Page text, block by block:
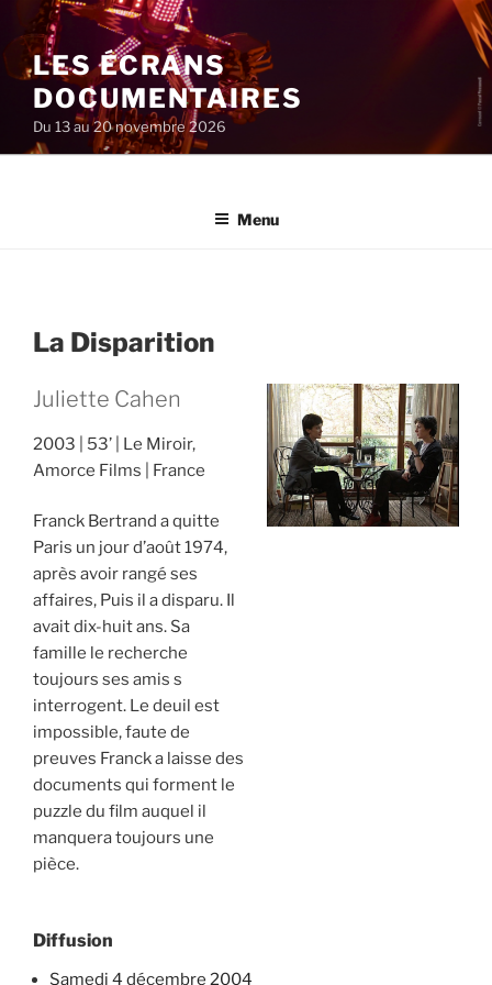
au
contenu
principal
LES ÉCRANS
DOCUMENTAIRES
Du 13 au 20 novembre 2026
Menu
La Disparition
Juliette Cahen
2003 53’
Le Miroir,
Amorce Films
France
Franck Bertrand a quitte
Paris un jour d’août 1974,
après avoir rangé ses
affaires, Puis il a disparu. Il
avait dix-huit ans. Sa
famille le recherche
toujours ses amis s
interrogent. Le deuil est
impossible, faute de
preuves Franck a laisse des
documents qui forment le
puzzle du film auquel il
manquera toujours une
pièce.
Diffusion
samedi 4 décembre 2004